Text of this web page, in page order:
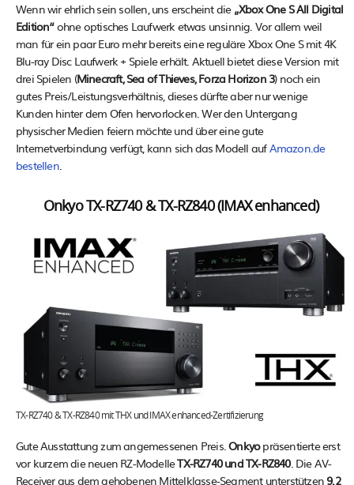
Wenn wir ehrlich sein sollen, uns erscheint die „Xbox One S All Digital
Edition“ohne optisches Laufwerk etwas unsinnig. Vor allem weil
man für ein paar Euro mehr bereits eine reguläre Xbox One S mit 4K
Blu-ray Disc Laufwerk + Spiele erhält. Aktuell bietet diese Version mit
drei Spielen (Minecraft, Sea of Thieves, Forza Horizon 3) noch ein
gutes Preis/Leistungsverhältnis, dieses dürfte aber nur wenige
Kunden hinter dem Ofen hervorlocken. Wer den Untergang
physischer Medien feiern möchte und über eine gute
Internetverbindung verfügt, kann sich das Modell aufAmazon.de
bestellen.
Onkyo TX-RZ740 & TX-RZ840 (IMAX enhanced)
TX-RZ740 & TX-RZ840 mit THX und IMAX enhanced-Zertifizierung
Gute Ausstattung zum angemessenen Preis.Onkyopräsentierte erst
vor kurzem die neuen RZ-ModelleTX-RZ740 und TX-RZ840. Die AV-
Receiver aus dem gehobenen Mittelklasse-Segment unterstützen 9.2